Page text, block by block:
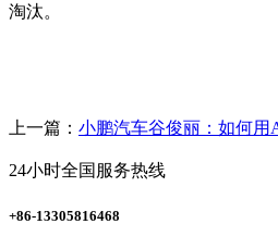
淘汰。
上一篇： 小鹏汽车谷俊丽：如何
24小时全国服务热线
+86-13305816468